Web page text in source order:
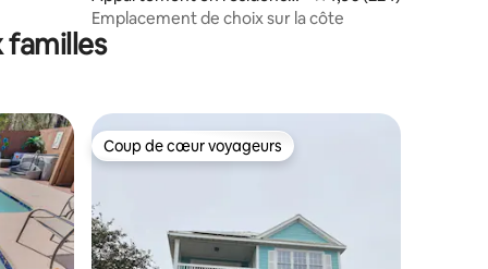
⋅ Myrtle Beach
Emplacement de choix sur la côte
familles
appréciés Coup de cœur voyageurs
Coup de cœur voyageurs